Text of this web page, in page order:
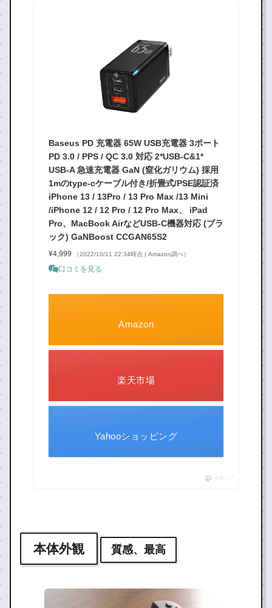
Baseus PD 充電器 65W USB充電器 3ポート
PD 3.0 / PPS / QC 3.0 対応 2*USB-C&1*
USB-A 急速充電器 GaN (窒化ガリウム) 採用
1mのtype-cケーブル付き/折畳式/PSE認証済
iPhone 13 / 13Pro / 13 Pro Max /13 Mini
/iPhone 12 / 12 Pro / 12 Pro Max、 iPad
Pro、MacBook AirなどUSB-C機器対応 (ブラ
ック) GaNBoost CCGAN65S2
¥4,999 （2022/10/11 22:34時点 | Amazon調べ）
口コミを見る
Amazon
楽天市場
Yahooショッピング
ポチップ
本体外観 質感、最高